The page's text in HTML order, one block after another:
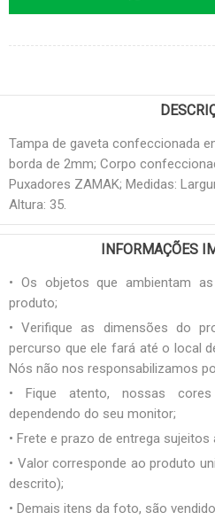
Tampa de gaveta confeccionada
borda de 2mm; Corpo
Puxadores ZAMAK; Medidas:
Altura: 35.
INFORMAÇÕES
• Os objetos que ambientam
produto;
• Verifique as dimensões do
percurso que ele fará até o local
Nós não nos responsabilizamos
• Fique atento, nossas
dependendo do seu monitor;
• Frete e prazo de entrega sujeitos
• Valor corresponde ao produto
descrito);
• Demais itens da foto, são